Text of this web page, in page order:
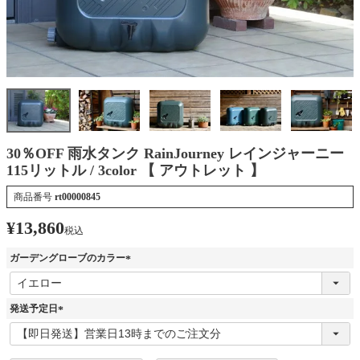
30％OFF 雨水タンク RainJourney レインジャーニー
115リットル / 3color 【 アウトレット 】
商品番号 rt00000845
¥13,860税込
ガーデングローブのカラー
(
発送予定日
(
必